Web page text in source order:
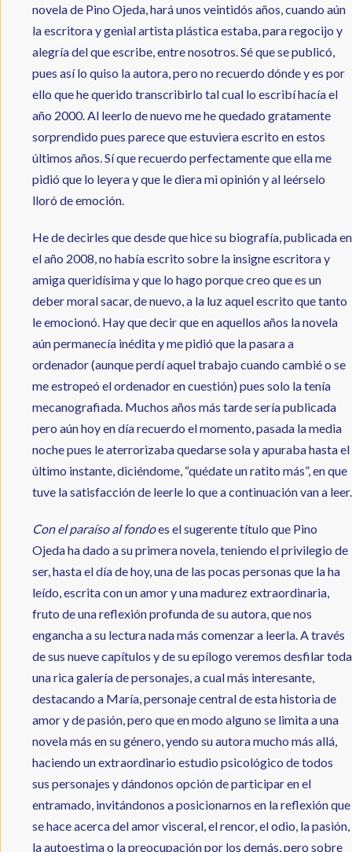
novela de Pino Ojeda, hará unos veintidós años, cuando aún
la escritora y genial artista plástica estaba, para regocijo y
alegría del que escribe, entre nosotros. Sé que se publicó,
pues así lo quiso la autora, pero no recuerdo dónde y es por
ello que he querido transcribirlo tal cual lo escribí hacía el
año 2000. Al leerlo de nuevo me he quedado gratamente
sorprendido pues parece que estuviera escrito en estos
últimos años. Sí que recuerdo perfectamente que ella me
pidió que lo leyera y que le diera mi opinión y al leérselo
lloró de emoción.
He de decirles que desde que hice su biografía, publicada en
el año 2008, no había escrito sobre la insigne escritora y
amiga queridísima y que lo hago porque creo que es un
deber moral sacar, de nuevo, a la luz aquel escrito que tanto
le emocionó. Hay que decir que en aquellos años la novela
aún permanecía inédita y me pidió que la pasara a
ordenador (aunque perdí aquel trabajo cuando cambié o se
me estropeó el ordenador en cuestión) pues solo la tenía
mecanografiada. Muchos años más tarde sería publicada
pero aún hoy en día recuerdo el momento, pasada la media
noche pues le aterrorizaba quedarse sola y apuraba hasta el
último instante, diciéndome, “quédate un ratito más”, en que
tuve la satisfacción de leerle lo que a continuación van a leer.
Con el paraíso al fondoes el sugerente título que Pino
Ojeda ha dado a su primera novela, teniendo el privilegio de
ser, hasta el día de hoy, una de las pocas personas que la ha
leído, escrita con un amor y una madurez extraordinaria,
fruto de una reflexión profunda de su autora, que nos
engancha a su lectura nada más comenzar a leerla. A través
de sus nueve capítulos y de su epílogo veremos desfilar toda
una rica galería de personajes, a cual más interesante,
destacando a María, personaje central de esta historia de
amor y de pasión, pero que en modo alguno se limita a una
novela más en su género, yendo su autora mucho más allá,
haciendo un extraordinario estudio psicológico de todos
sus personajes y dándonos opción de participar en el
entramado, invitándonos a posicionarnos en la reflexión que
se hace acerca del amor visceral, el rencor, el odio, la pasión,
la autoestima o la preocupación por los demás, pero sobre